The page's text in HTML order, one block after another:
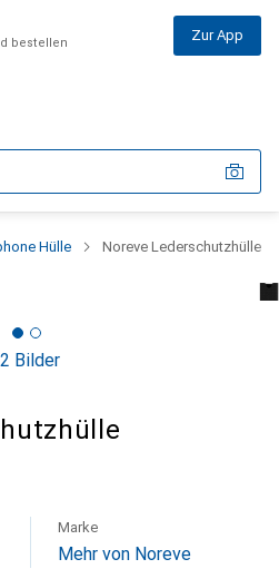
bestellen Zur App
Hülle Noreve Lederschutzhülle
2 Bilder
Marke
Mehr von Noreve